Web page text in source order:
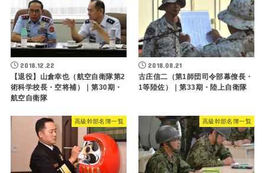
2018.12.22
【退役】山倉幸也（航空自衛隊第2
術科学校長・空将補）｜第30期・
航空自衛隊
2018.08.21
古庄信二（第1師団司令部幕僚長・
1等陸佐）｜第33期・陸上自衛隊
高級幹部名簿一覧 高級幹部名簿一覧